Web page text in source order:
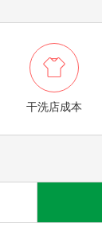

干洗店成本